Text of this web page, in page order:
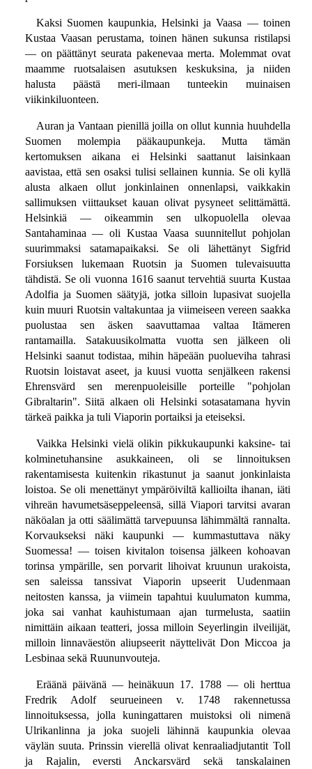
Kaksi Suomen kaupunkia, Helsinki ja Vaasa — toinen
Kustaa Vaasan perustama, toinen hänen sukunsa ristilapsi
— on päättänyt seurata pakenevaa merta. Molemmat ovat
maamme ruotsalaisen asutuksen keskuksina, ja niiden
halusta päästä meri-ilmaan tunteekin muinaisen
viikinkiluonteen.
Auran ja Vantaan pienillä joilla on ollut kunnia huuhdella
Suomen molempia pääkaupunkeja. Mutta tämän
kertomuksen aikana ei Helsinki saattanut laisinkaan
aavistaa, että sen osaksi tulisi sellainen kunnia. Se oli kyllä
alusta alkaen ollut jonkinlainen onnenlapsi, vaikkakin
sallimuksen viittaukset kauan olivat pysyneet selittämättä.
Helsinkiä — oikeammin sen ulkopuolella olevaa
Santahaminaa — oli Kustaa Vaasa suunnitellut pohjolan
suurimmaksi satamapaikaksi. Se oli lähettänyt Sigfrid
Forsiuksen lukemaan Ruotsin ja Suomen tulevaisuutta
tähdistä. Se oli vuonna 1616 saanut tervehtiä suurta Kustaa
Adolfia ja Suomen säätyjä, jotka silloin lupasivat suojella
kuin muuri Ruotsin valtakuntaa ja viimeiseen vereen saakka
puolustaa sen äsken saavuttamaa valtaa Itämeren
rantamailla. Satakuusikolmatta vuotta sen jälkeen oli
Helsinki saanut todistaa, mihin häpeään puolueviha tahrasi
Ruotsin loistavat aseet, ja kuusi vuotta senjälkeen rakensi
Ehrensvärd sen merenpuoleisille porteille "pohjolan
Gibraltarin". Siitä alkaen oli Helsinki sotasatamana hyvin
tärkeä paikka ja tuli Viaporin portaiksi ja eteiseksi.
Vaikka Helsinki vielä olikin pikkukaupunki kaksine- tai
kolminetuhansine asukkaineen, oli se linnoituksen
rakentamisesta kuitenkin rikastunut ja saanut jonkinlaista
loistoa. Se oli menettänyt ympäröiviltä kallioilta ihanan, iäti
vihreän havumetsäseppeleensä, sillä Viapori tarvitsi avaran
näköalan ja otti säälimättä tarvepuunsa lähimmältä rannalta.
Korvaukseksi näki kaupunki — kummastuttava näky
Suomessa! — toisen kivitalon toisensa jälkeen kohoavan
torinsa ympärille, sen porvarit lihoivat kruunun urakoista,
sen saleissa tanssivat Viaporin upseerit Uudenmaan
neitosten kanssa, ja viimein tapahtui kuulumaton kumma,
joka sai vanhat kauhistumaan ajan turmelusta, saatiin
nimittäin aikaan teatteri, jossa milloin Seyerlingin ilveilijät,
milloin linnaväestön aliupseerit näyttelivät Don Miccoa ja
Lesbinaa sekä Ruununvouteja.
Eräänä päivänä — heinäkuun 17. 1788 — oli herttua
Fredrik Adolf seurueineen v. 1748 rakennetussa
linnoituksessa, jolla kuningattaren muistoksi oli nimenä
Ulrikanlinna ja joka suojeli lähinnä kaupunkia olevaa
väylän suuta. Prinssin vierellä olivat kenraaliadjutantit Toll
ja Rajalin, eversti Anckarsvärd sekä tanskalainen